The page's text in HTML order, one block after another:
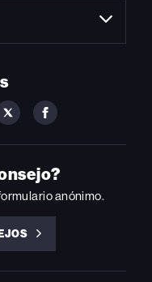
FOLLOW
ON
FOLLOW
ON
FACEBOOK
anónimo.